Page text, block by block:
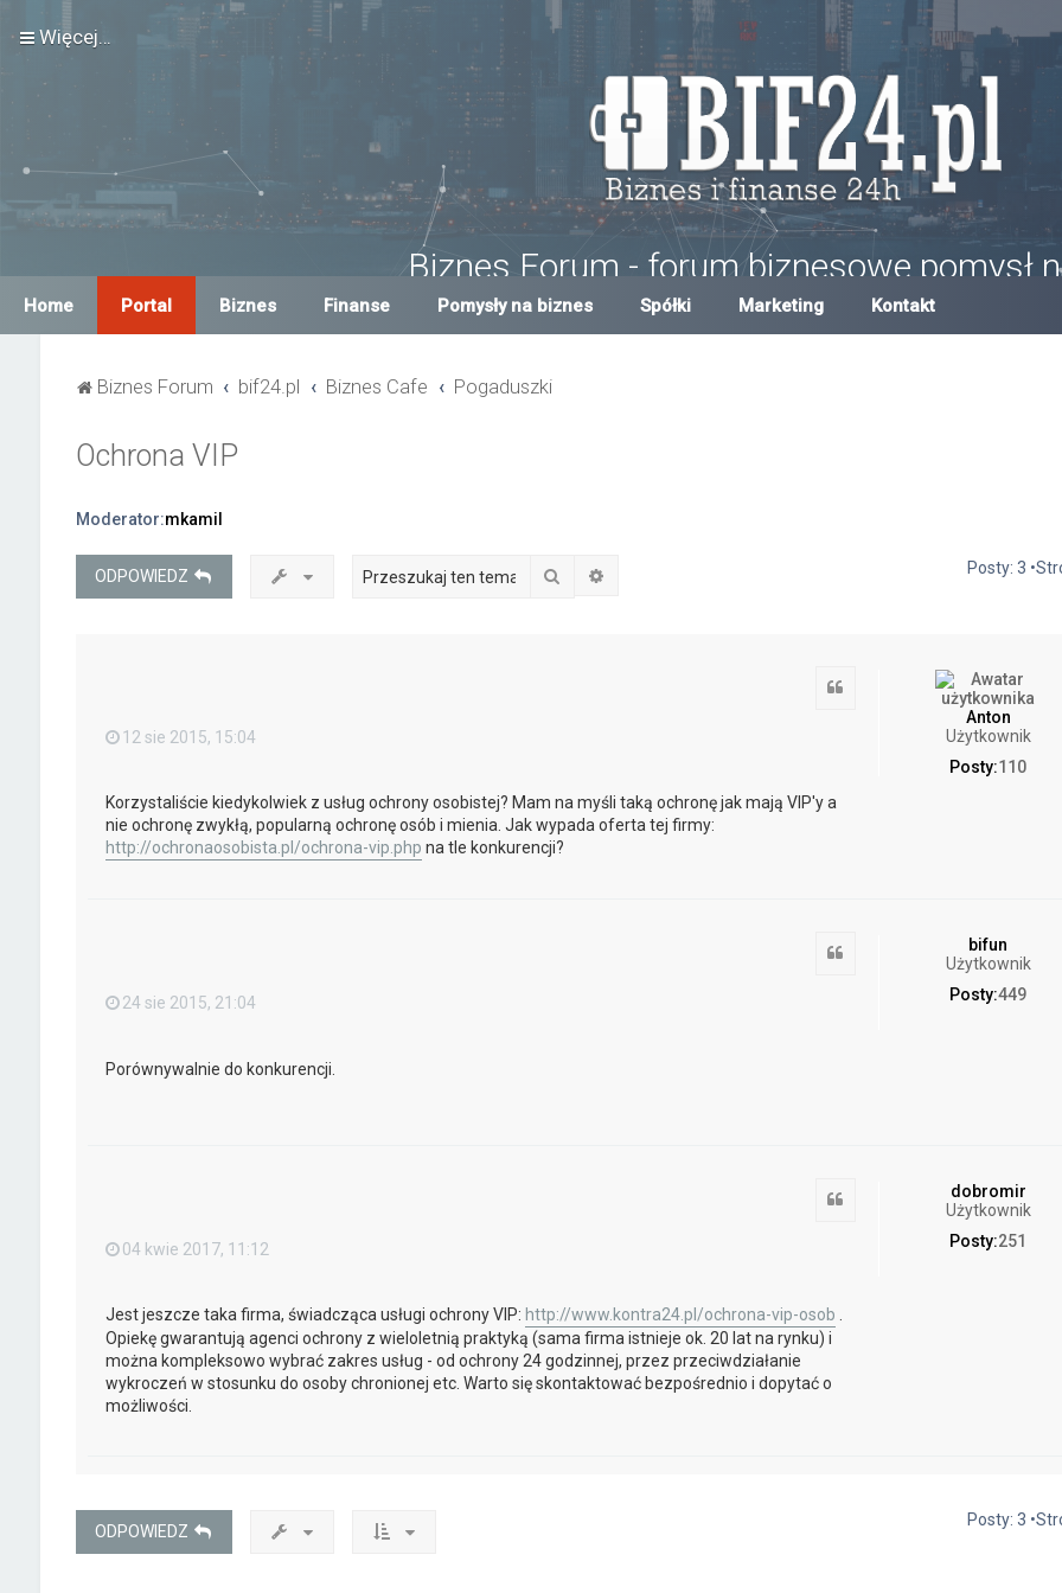
Więcej…
Biznes Forum - forum biznesowe pomysł
Największe Biznes Forum w Polsce, forum biznesowe i finansowe, pomysły na biznes,
Home Portal Biznes Finanse Pomysły na biznes Spółki Marketing Kontakt
Biznes Forum bif24.pl Biznes Cafe Pogaduszki
Ochrona VIP
Moderator:mkamil
ODPOWIEDZ Szukaj Posty: 3
Anton
Użytkownik
Posty:110
12 sie 2015, 15:04
Korzystaliście kiedykolwiek z usług ochrony osobistej? Mam na myśli taką ochronę jak mają VIP'y a
nie ochronę zwykłą, popularną ochronę osób i mienia. Jak wypada oferta tej firmy:
http://ochronaosobista.pl/ochrona-vip.php na tle konkurencji?
bifun
Użytkownik
Posty:449
24 sie 2015, 21:04
Porównywalnie do konkurencji.
dobromir
Użytkownik
Posty:251
04 kwie 2017, 11:12
Jest jeszcze taka firma, świadcząca usługi ochrony VIP: http://www.kontra24.pl/ochrona-vip-osob
Opiekę gwarantują agenci ochrony z wieloletnią praktyką (sama firma istnieje ok. 20 lat na rynku) i
można kompleksowo wybrać zakres usług - od ochrony 24 godzinnej, przez przeciwdziałanie
wykroczeń w stosunku do osoby chronionej etc. Warto się skontaktować bezpośrednio i dopytać o
możliwości.
ODPOWIEDZ
Posty: 3